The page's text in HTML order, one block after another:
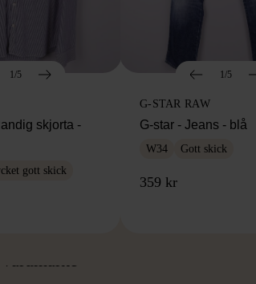
1/5
skjorta -
gott skick
1/5
G-STAR RAW
G-star - Jeans - blå
W34 Gott skick
359 kr